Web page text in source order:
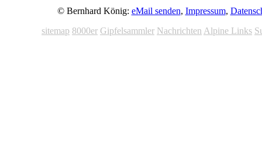
© Bernhard König: eMail senden, Impressum,
sitemap 8000er Gipfelsammler Nachrichten Alpine Links